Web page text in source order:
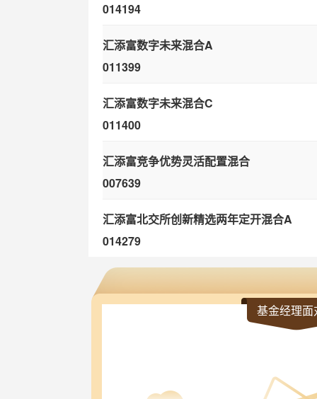
014194
汇添富数字未来混合A
011399
汇添富数字未来混合C
011400
汇添富竞争优势灵活配置混合
007639
汇添富北交所创新精选两年定开混合A
014279
汇添富北交所创新精选两年定开混合C
014280
汇添富科技领先混合C
基金经理面